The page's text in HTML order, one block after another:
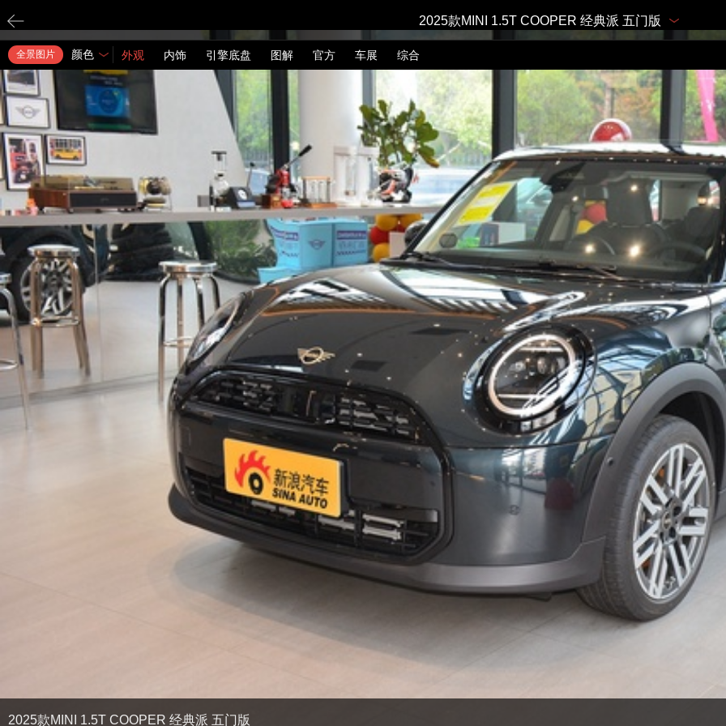
2025款MINI 1.5T COOPER 经典派 五门版
全景图片 颜色 外观 内饰 引擎底盘 图解 官方 车展 综合
2025款MINI 1.5T COOPER 经典派 五门版